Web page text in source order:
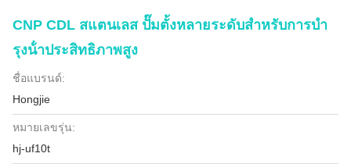
CNP CDL สแตนเลส ปั๊มตั้งหลายระดับสําหรับการบํา
รุงน้ําประสิทธิภาพสูง
ชื่อแบรนด์:
Hongjie
หมายเลขรุ่น:
hj-uf10t